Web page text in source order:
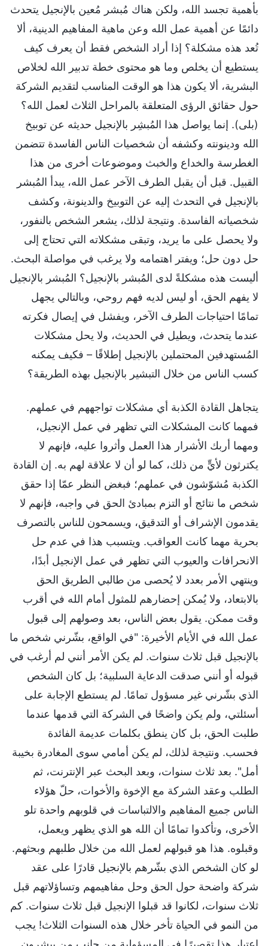
بأهمية تجسد الله، ولكن هناك مُبشر مُعين بالإنجيل يتحدث
دائمًا عن أهمية عمل الله وعن ماهية المفاهيم الدينية، ألا
تُعد هذه مشكلة؟ إذا أراد الشخص فقط أن يعرف كيف
يستطيع أن يخلص وما هو محتوى خطة تدبير الله لخلاص
البشرية، ألا يكون هذا هو الوقت المناسب لتقديم الشركة
حول حقائق الرؤى المتعلقة بالمراحل الثلاث لعمل الله؟
(بلى). إنما يواصل هذا المُبشِر بالإنجيل حديثه عن توبيخ
الله ودينونته وكشفه أن شخصيات الناس الفاسدة تتضمن
الغطرسة والخداع والخبث وموضوعات أخرى من هذا
القبيل. قبل أن يقبل الطرف الآخر عمل الله، يبدأ المُبشر
بالإنجيل في التحدث إليه عن التوبيخ والدينونة، وكشف
شخصياته الفاسدة. ونتيجة لذلك، يشعر الشخص بالنفور،
ولا يحصل على ما يريد، وتبقى مشكلاته التي تحتاج إلى
حل دون حل؛ ويفتر اهتمامه ولا يرغب في مواصلة البحث.
أليست هذه مشكلةً لدى المُبشر بالإنجيل؟ المُبشر بالإنجيل
لا يفهم الحق، أو ليس لديه فهم روحي، وبالتالي يجهل
تمامًا احتياجات الطرف الآخر، ويفشل في إيصال فكرته
عندما يتحدث، ويطيل في الحديث، ولا يحل مشكلات
المُستهدفين المحتملين بالإنجيل إطلاقًا – فكيف يمكنه
كسب الناس من خلال التبشير بالإنجيل بهذه الطريقة؟
يتجاهل القادة الكذبة أي مشكلات تواجههم في عملهم.
فمهما كانت المشكلات التي تظهر في عمل الإنجيل،
ومهما أربك الأشرار هذا العمل وأثروا عليه، فإنهم لا
يكترثون لأيٍّ من ذلك، كما لو أن لا علاقة لهم به. إن القادة
الكذبة مُشوّشون في عملهم؛ فبغض النظر عمّا إذا حقق
شخص ما نتائج أو التزم بمبادئ الحق في واجبه، فإنهم لا
يقدمون الإشراف أو التدقيق، ويسمحون للناس بالتصرف
بحرية مهما كانت العواقب. ويتسبب هذا في عدم حل
الانحرافات والعيوب التي تظهر في عمل الإنجيل أبدًا،
وينتهي الأمر بعدد لا يُحصى من طالبي الطريق الحق
بالابتعاد، ولا يُمكن إحضارهم للمثول أمام الله في أقرب
وقت ممكن. يقول بعض الناس، بعد وصولهم إلى قبول
عمل الله في الأيام الأخيرة: "في الواقع، بشّرني شخص ما
بالإنجيل قبل ثلاث سنوات. لم يكن الأمر أنني لم أرغب في
قبوله أو أنني صدقت الدعاية السلبية؛ بل كان الشخص
الذي بشّرني غير مسؤول تمامًا. لم يستطع الإجابة على
أسئلتي، ولم يكن واضحًا في الشركة التي قدمها عندما
طلبت الحق، بل كان ينطق بكلمات عديمة الفائدة
فحسب. ونتيجة لذلك، لم يكن أمامي سوى المغادرة بخيبة
أمل". بعد ثلاث سنوات، وبعد البحث عبر الإنترنت، ثم
الطلب وعقد الشركة مع الإخوة والأخوات، حلّ هؤلاء
الناس جميع المفاهيم والالتباسات في قلوبهم واحدة تلو
الأخرى، وتأكدوا تمامًا أن الله هو الذي يظهر ويعمل،
وقبلوه. هذا هو قبولهم لعمل الله من خلال طلبهم وبحثهم.
لو كان الشخص الذي بشّرهم بالإنجيل قادرًا على عقد
شركة واضحة حول الحق وحل مفاهيمهم وتساؤلاتهم قبل
ثلاث سنوات، لكانوا قد قبلوا الإنجيل قبل ثلاث سنوات. كم
من النمو في الحياة تأخر خلال هذه السنوات الثلاث! يجب